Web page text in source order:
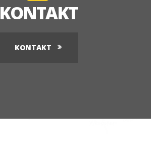
KONTAKT
KONTAKT